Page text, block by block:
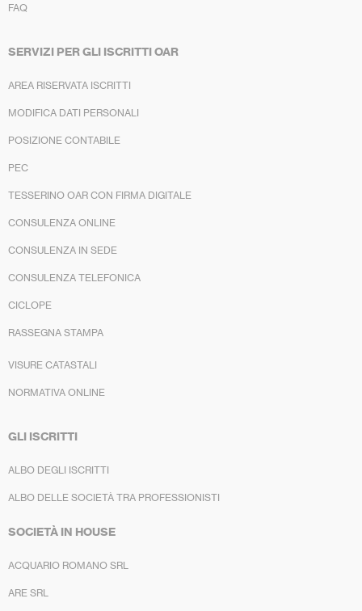
FAQ
SERVIZI PER GLI ISCRITTI OAR
AREA RISERVATA ISCRITTI
MODIFICA DATI PERSONALI
POSIZIONE CONTABILE
PEC
TESSERINO OAR CON FIRMA DIGITALE
CONSULENZA ONLINE
CONSULENZA IN SEDE
CONSULENZA TELEFONICA
CICLOPE
RASSEGNA STAMPA
VISURE CATASTALI
NORMATIVA ONLINE
GLI ISCRITTI
ALBO DEGLI ISCRITTI
ALBO DELLE SOCIETÀ TRA PROFESSIONISTI
SOCIETÀ IN HOUSE
ACQUARIO ROMANO SRL
ARE SRL